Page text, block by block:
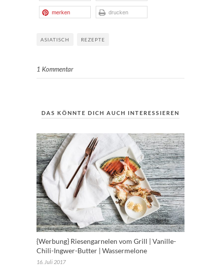
merken drucken
ASIATISCH REZEPTE
1 Kommentar
DAS KÖNNTE DICH AUCH INTERESSIEREN
{Werbung} Riesengarnelen vom Grill | Vanille-
Chili-Ingwer-Butter | Wassermelone
16. Juli 2017